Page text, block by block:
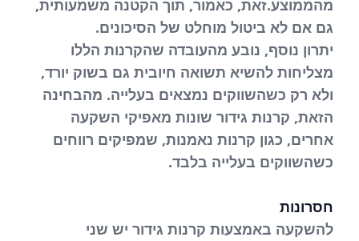
מהממוצע.זאת, כאמור, תוך הקטנה משמעותית,
גם אם לא ביטול מוחלט של הסיכונים.
יתרון נוסף, נובע מהעובדה שהקרנות הללו
מצליחות להשיא תשואה חיובית גם בשוק יורד,
ולא רק כשהשווקים נמצאים בעלייה. מהבחינה
הזאת, קרנות גידור שונות מאפיקי השקעה
אחרים, כגון קרנות נאמנות, שמפיקים רווחים
כשהשווקים בעלייה בלבד.
חסרונות
להשקעה באמצעות קרנות גידור יש שני